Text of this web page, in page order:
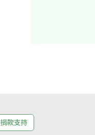
捐款支持